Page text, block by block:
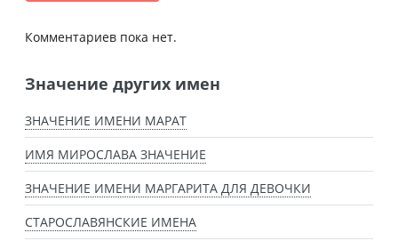
Комментариев пока нет.
Значение других имен
ЗНАЧЕНИЕ ИМЕНИ МАРАТ
ИМЯ МИРОСЛАВА ЗНАЧЕНИЕ
ЗНАЧЕНИЕ ИМЕНИ МАРГАРИТА ДЛЯ ДЕВОЧКИ
СТАРОСЛАВЯНСКИЕ ИМЕНА